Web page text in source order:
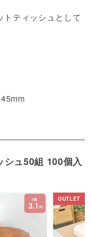
ティッシュとして
シュ50組 100個入